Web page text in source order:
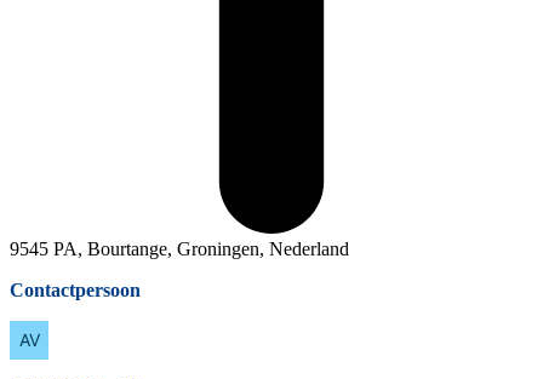
9545 PA, Bourtange, Groningen, Nederland
Contactpersoon